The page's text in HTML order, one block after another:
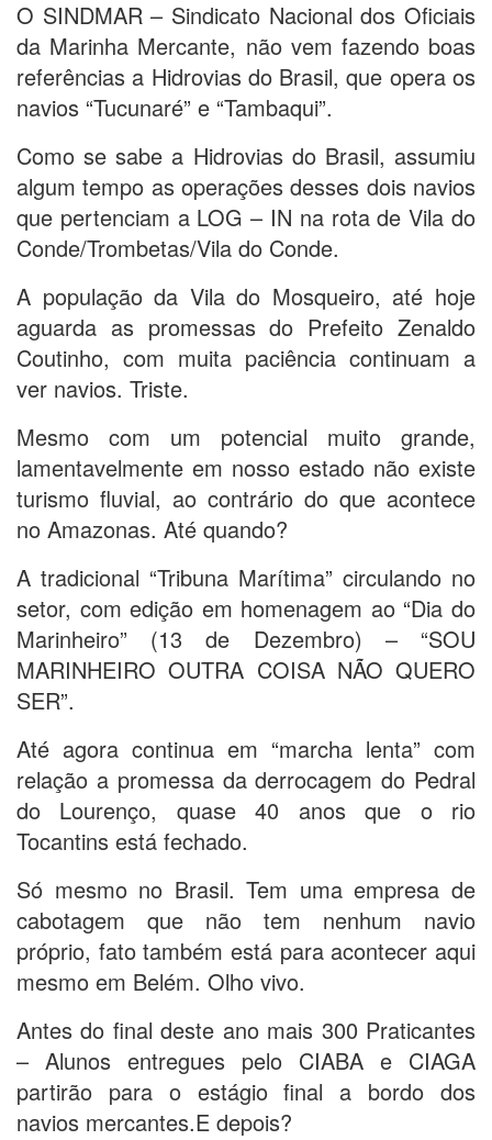
O SINDMAR – Sindicato Nacional dos Oficiais
da Marinha Mercante, não vem fazendo boas
referências a Hidrovias do Brasil, que opera os
navios “Tucunaré” e “Tambaqui”.
Como se sabe a Hidrovias do Brasil, assumiu
algum tempo as operações desses dois navios
que pertenciam a LOG – IN na rota de Vila do
Conde/Trombetas/Vila do Conde.
A população da Vila do Mosqueiro, até hoje
aguarda as promessas do Prefeito Zenaldo
Coutinho, com muita paciência continuam a
ver navios. Triste.
Mesmo com um potencial muito grande,
lamentavelmente em nosso estado não existe
turismo fluvial, ao contrário do que acontece
no Amazonas. Até quando?
A tradicional “Tribuna Marítima” circulando no
setor, com edição em homenagem ao “Dia do
Marinheiro” (13 de Dezembro) – “SOU
MARINHEIRO OUTRA COISA NÃO QUERO
SER”.
Até agora continua em “marcha lenta” com
relação a promessa da derrocagem do Pedral
do Lourenço, quase 40 anos que o rio
Tocantins está fechado.
Só mesmo no Brasil. Tem uma empresa de
cabotagem que não tem nenhum navio
próprio, fato também está para acontecer aqui
mesmo em Belém. Olho vivo.
Antes do final deste ano mais 300 Praticantes
– Alunos entregues pelo CIABA e CIAGA
partirão para o estágio final a bordo dos
navios mercantes.E depois?